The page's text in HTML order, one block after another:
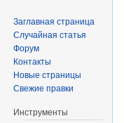
Заглавная страница
Случайная статья
Форум
Контакты
Новые страницы
Свежие правки
Инструменты